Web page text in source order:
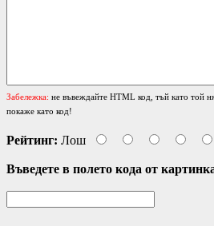
Забележка: не въвеждайте HTML код, тъй като той
покаже като код!
Рейтинг: Лош
Въведете в полето кода от